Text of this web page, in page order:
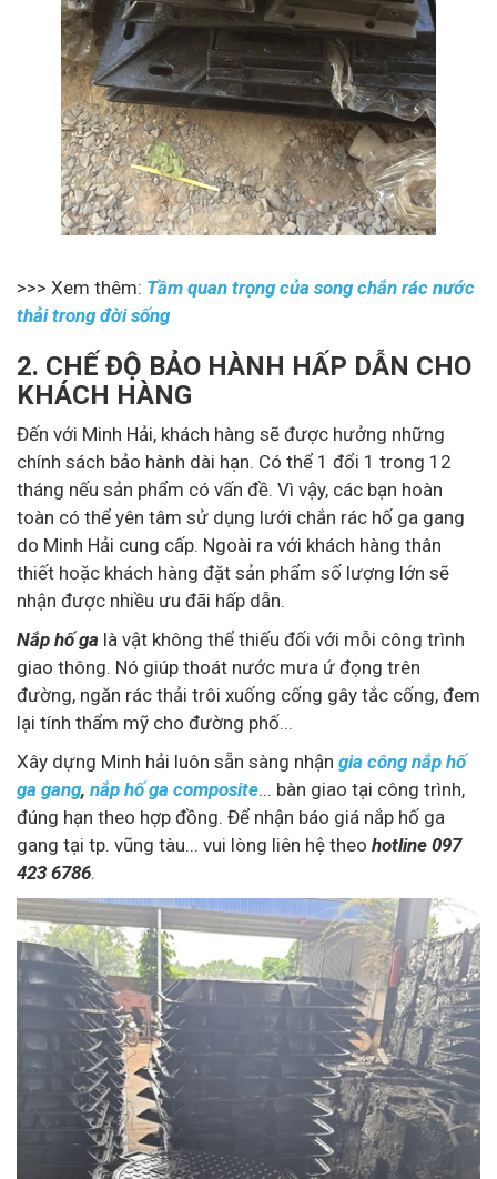
>>> Xem thêm: Tầm quan trọng của song chắn rác nước
thải trong đời sống
2. CHẾ ĐỘ BẢO HÀNH HẤP DẪN CHO
KHÁCH HÀNG
Đến với Minh Hải, khách hàng sẽ được hưởng những
chính sách bảo hành dài hạn. Có thể 1 đổi 1 trong 12
tháng nếu sản phẩm có vấn đề. Vì vậy, các bạn hoàn
toàn có thể yên tâm sử dụng lưới chắn rác hố ga gang
do Minh Hải cung cấp. Ngoài ra với khách hàng thân
thiết hoặc khách hàng đặt sản phẩm số lượng lớn sẽ
nhận được nhiều ưu đãi hấp dẫn.
Nắp hố ga là vật không thể thiếu đối với mỗi công trình
giao thông. Nó giúp thoát nước mưa ứ đọng trên
đường, ngăn rác thải trôi xuống cống gây tắc cống, đem
lại tính thẩm mỹ cho đường phố...
Xây dựng Minh hải luôn sẵn sàng nhận gia công nắp hố
ga gang, nắp hố ga composite... bàn giao tại công trình,
đúng hạn theo hợp đồng. Để nhận báo giá nắp hố ga
gang tại tp. vũng tàu... vui lòng liên hệ theo hotline 097
423 6786.